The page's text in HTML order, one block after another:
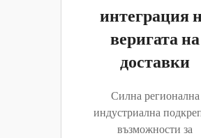
интеграция
веригата на
доставки
Силна регионална
индустриална
възможности за